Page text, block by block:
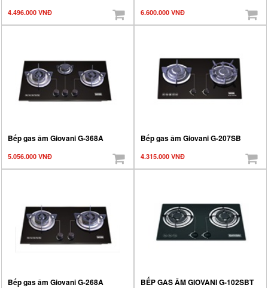
4.496.000 VNĐ 6.600.000 VNĐ
Bếp gas âm Giovani G-368A
5.056.000 VNĐ
Bếp gas âm Giovani G-207SB
4.315.000 VNĐ
Bếp gas âm Giovani G-268A BẾP GAS ÂM GIOVANI G-102SBT